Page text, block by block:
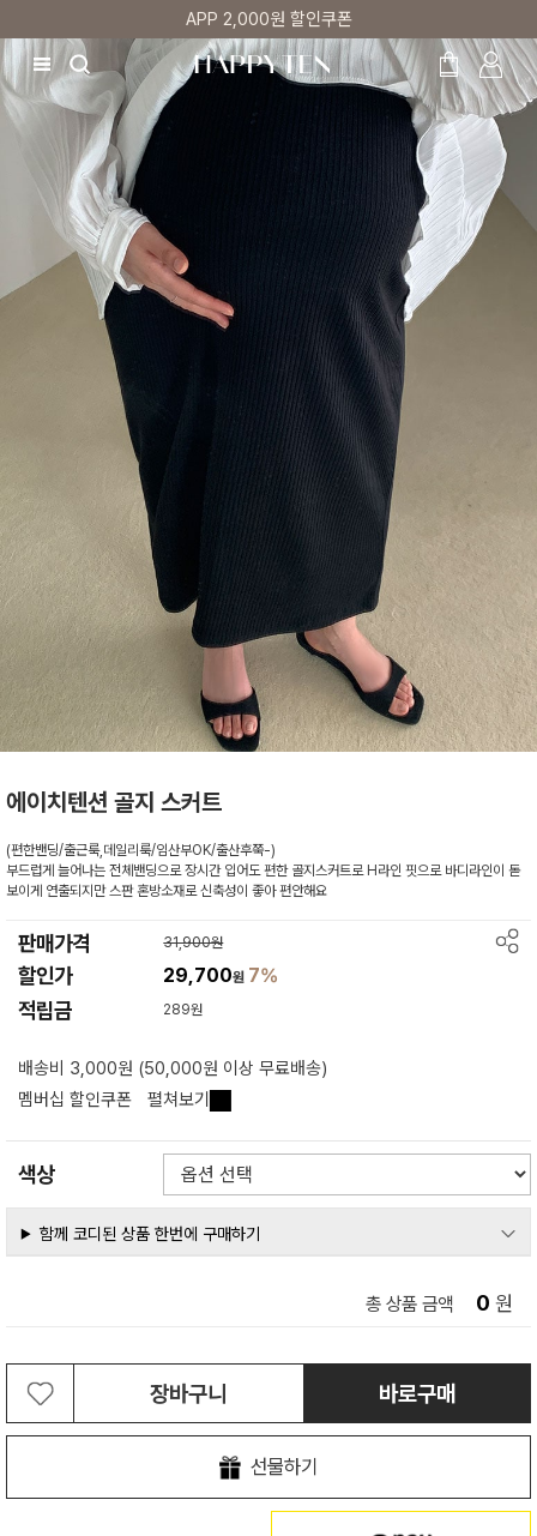
매주 리뷰어 최대 1만원 쿠폰
에이치텐션 골지 스커트
(편한밴딩/출근룩,데일리룩/임산부OK/출산후쭉-)
부드럽게 늘어나는 전체밴딩으로 장시간 입어도 편한 골지스커트로 H라인 핏으로 바디라인이 돋
보이게 연출되지만 스판 혼방소재로 신축성이 좋아 편안해요
판매가격 31,900원
할인가 29,700원 7%
적립금 289원
배송비 3,000원 (50,000원 이상 무료배송)
멤버십 할인쿠폰
펼쳐보기
색상
함께 코디된 상품 한번에 구매하기
총 상품 금액 0 원
장바구니 바로구매
선물하기